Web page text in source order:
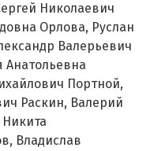
Николаевич
Орлова, Руслан
Валерьевич
Анатольевна
Портной,
Раскин, Валерий
Владислав